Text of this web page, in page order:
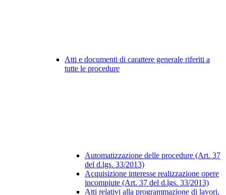
Atti e documenti di carattere generale riferiti a
tutte le procedure
Automatizzazione delle procedure (Art. 37
del d.lgs. 33/2013)
Acquisizione interesse realizzazione opere
incompiute (Art. 37 del d.lgs. 33/2013)
Atti relativi alla programmazione di lavori,